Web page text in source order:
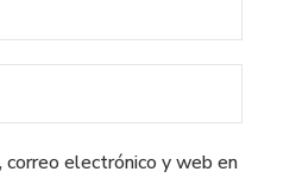
correo electrónico y web en